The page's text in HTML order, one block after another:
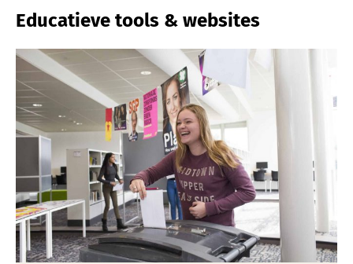
Educatieve tools & websites